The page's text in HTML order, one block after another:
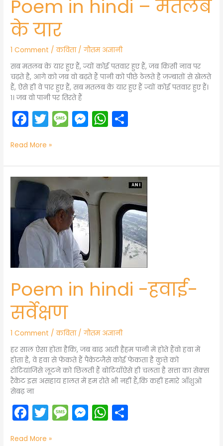
Poem in hindi – मतलब
के यार
1 Comment /कविता/गौतम अज्ञानी
सब मतलब के यार हुए हैं, ज्यों कोई पतवार हुए हैं, जब किसी नाव पर
चढ़ते है, आगे को जब वो बढ़ते हैं पानी को पीछे ठेलते है जज्बातों से खेलते
हैं, ऐसे ही वे पार हुए हैं, सब मतलब के यार हुए हैं ज्यों कोई पतवार हुए हैं।
१। जब वो पानी पर तिरते हैं
F
c
e
b
o
k
T
itt
er
M
s
a
g
e
M
s
e
n
g
er
W
ts
A
p
p
e
Read More »
Poem in hindi -हवाई-
सर्वेक्षण
1 Comment /कविता/गौतम अज्ञानी
हर साल ऐसा होता हैकि, जब बाढ़ आती हैहम पानी में होते हैंवो हवा में
होता है, वे हवा से फेंकते हैं पैकेटजैसे कोई फेकता है कुत्ते को
रोटियांजिसे लूटने को छिलती हैं बोटियाँऐसे ही चलता है सत्ता का सेक्स
रैकेट इस असहाय हालत में हम रोते भी नहीं हैं,कि कहीं हमारे आँशुओ
सेबढ़ ना
F T M M W
Poem
hindi
सर्वेक्षण
Read More »